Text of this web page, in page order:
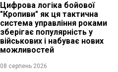
Цифрова логіка бойової
"Кропиви" як ця тактична
система управління роками
зберігає популярність у
військових і набуває нових
можливостей
08 серпень 2026